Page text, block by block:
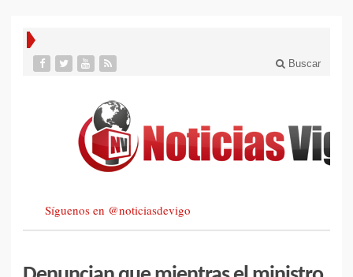
Buscar
Síguenos en @noticiasdevigo